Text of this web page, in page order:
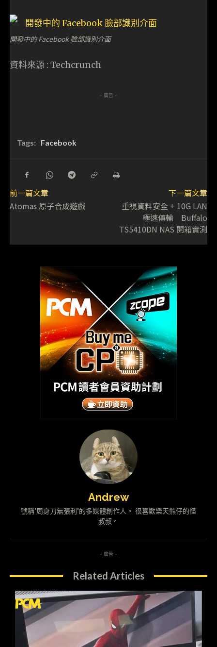
開發中的 Facebook 臉部識別介面
資料來源 : Techcrunch
- 廣告 -
Tags: Facebook
前一篇文章
Atomas 原子合成遊戲
下一篇文章
重視資料安全 + 10G LAN
極速傳輸 Buffalo
TS5410DN NAS 開箱實測
Andrew
號稱"周身刀無張利"的多媒體創作人。 很喜歡樂天熊仔的怪
叔叔。
- 廣告 -
Related Articles